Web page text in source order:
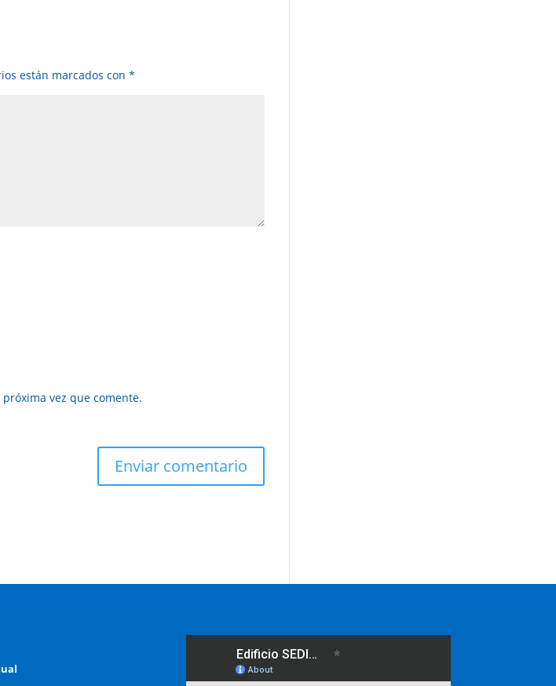
están marcados con*
vez que comente.